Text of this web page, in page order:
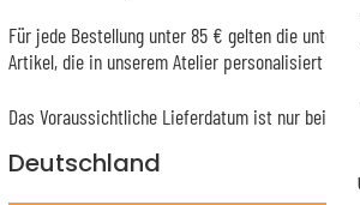
Für jede Bestellung unter 85 € gelten die unten
Artikel, die in unserem Atelier personalisiert
Das Voraussichtliche Lieferdatum ist nur bei
Deutschland